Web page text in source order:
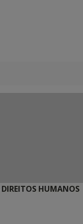
DIREITOS HUMANOS